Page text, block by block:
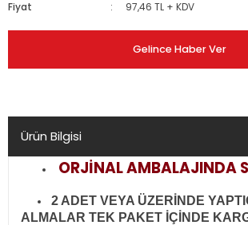
Fiyat
97,46 TL + KDV
Gelince Haber Ver
Ürün Bilgisi
ORJİNAL AMBALAJINDA
2 ADET VEYA ÜZERİNDE
ALMALAR TEK PAKET İÇİNDE